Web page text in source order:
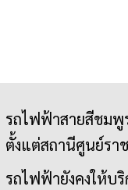
รถไฟฟ้าสายสีชมพู
ตั้งแต่สถานีศูนย์รา
รถไฟฟ้ายังคงให้บ